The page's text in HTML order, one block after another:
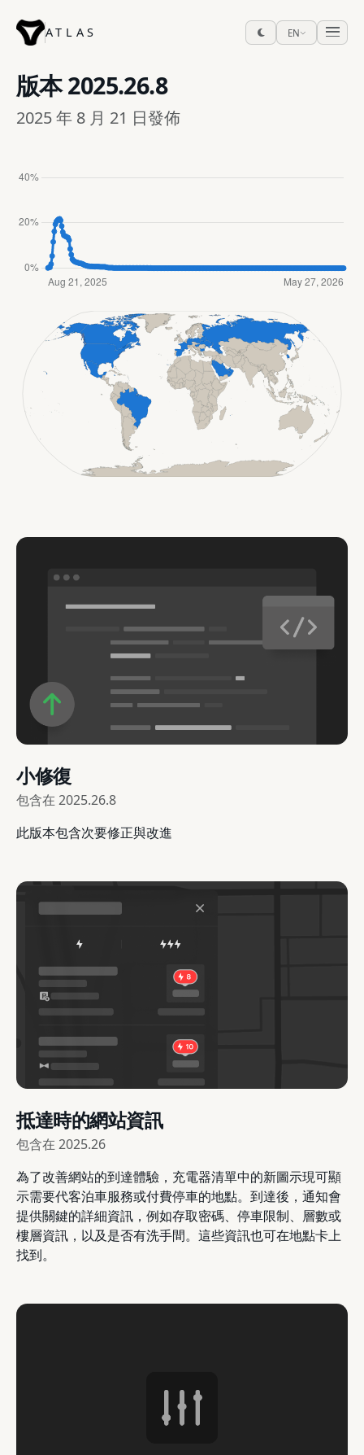
ATLAS EN
版本2025.26.8
2025 年 8 月 21 日發佈
小修復
包含在 2025.26.8
此版本包含次要修正與改進
抵達時的網站資訊
包含在 2025.26
為了改善網站的到達體驗，充電器清單中的新圖示現可顯
示需要代客泊車服務或付費停車的地點。到達後，通知會
提供關鍵的詳細資訊，例如存取密碼、停車限制、層數或
樓層資訊，以及是否有洗手間。這些資訊也可在地點卡上
找到。